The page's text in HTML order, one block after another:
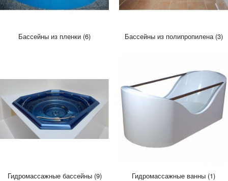
Бассейны из пленки (6) Бассейны из полипропилена (3)
Гидромассажные бассейны (9) Гидромассажные ванны (1)